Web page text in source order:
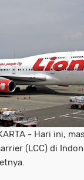
- Hari ini,
(LCC) di